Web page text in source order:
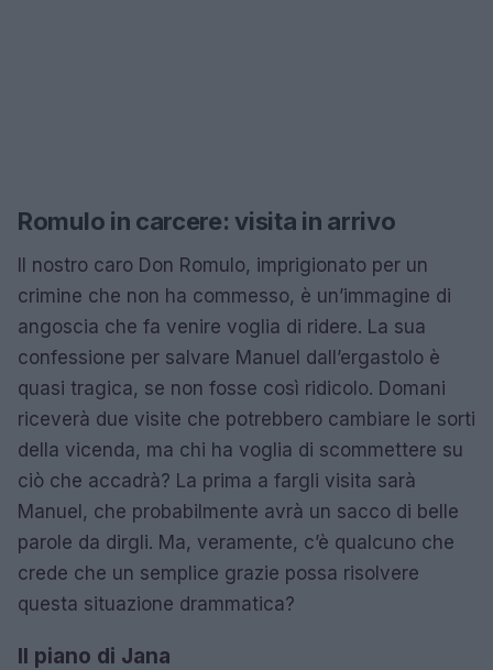
Romulo in carcere: visita in arrivo
Il nostro caro Don Romulo, imprigionato per un
crimine che non ha commesso, è un’immagine di
angoscia che fa venire voglia di ridere. La sua
confessione per salvare Manuel dall’ergastolo è
quasi tragica, se non fosse così ridicolo. Domani
riceverà due visite che potrebbero cambiare le sorti
della vicenda, ma chi ha voglia di scommettere su
ciò che accadrà? La prima a fargli visita sarà
Manuel, che probabilmente avrà un sacco di belle
parole da dirgli. Ma, veramente, c’è qualcuno che
crede che un semplice grazie possa risolvere
questa situazione drammatica?
Il piano di Jana